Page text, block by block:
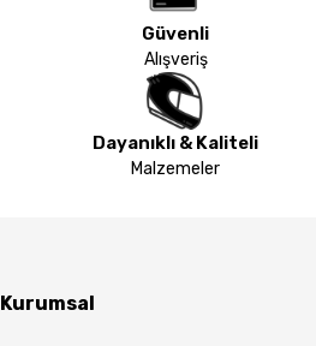
Güvenli
Alışveriş
Dayanıklı & Kaliteli
Malzemeler
Kurumsal